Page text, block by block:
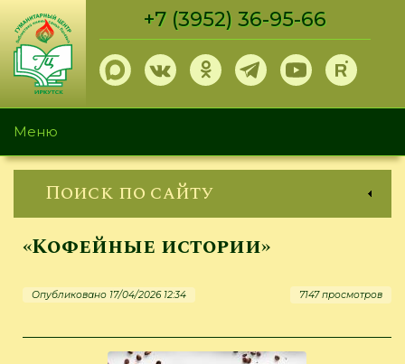
Перейти
основному
содержанию
+7 (3952) 36-95-66
Меню
Поиск по сайту
«Кофейные истории»
Опубликовано 17/04/2026 12:34 7147 просмотров